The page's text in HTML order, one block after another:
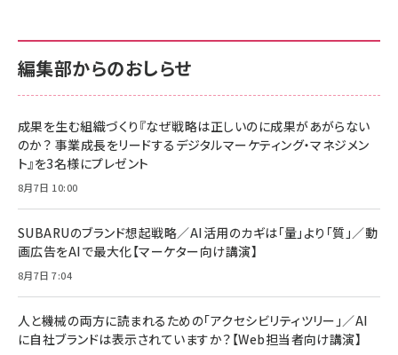
編集部からのおしらせ
成果を生む組織づくり『なぜ戦略は正しいのに成果があがらない
のか？ 事業成長をリードするデジタルマーケティング・マネジメン
ト』を3名様にプレゼント
8月7日 10:00
SUBARUのブランド想起戦略／AI活用のカギは「量」より「質」／動
画広告をAIで最大化【マーケター向け講演】
8月7日 7:04
人と機械の両方に読まれるための「アクセシビリティツリー」／AI
に自社ブランドは表示されていますか？【Web担当者向け講演】